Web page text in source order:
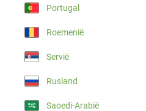
Portugal
Roemenië
Servië
Rusland
Saoedi-Arabië